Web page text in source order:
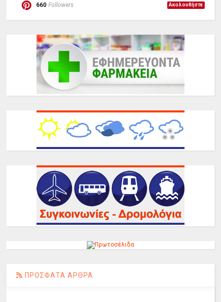
660 Followers Ακολουθήστε
ΠΡΟΣΦΑΤΑ ΑΡΘΡΑ